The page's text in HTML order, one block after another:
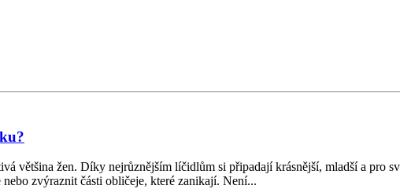
většina žen. Díky nejrůznějším líčidlům si připadají krásnější, mladší a pro
zvýraznit části obličeje, které zanikají. Není...